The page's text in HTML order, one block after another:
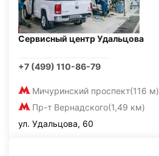
Сервисный центр Удальцова
+7 (499) 110-86-79
Мичуринский проспект(116 м)
Пр-т Вернадского(1,49 км)
ул. Удальцова, 60